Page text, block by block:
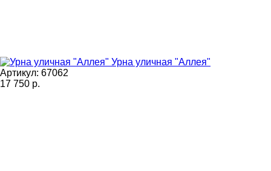
Урна уличная "Аллея"
Артикул: 67062
17 750 р.